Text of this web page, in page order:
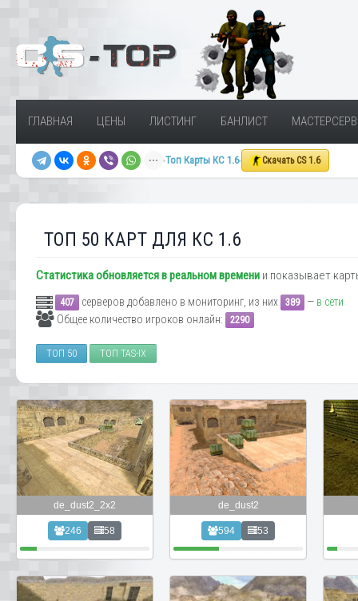
ГЛАВНАЯ ЦЕНЫ ЛИСТИНГ БАНЛИСТ
Топ Карты КС 1.6 Скачать CS 1.6
ТОП 50 КАРТ ДЛЯ КС 1.6
Статистика обновляется в реальном времени и показывает
407 серверов добавлено в мониторинг, из них 389 — в сети
Общее количество игроков онлайн:
2290
ТОП 50 ТОП TAS-IX
de_dust2_2x2
246 58
de_dust2
594 53